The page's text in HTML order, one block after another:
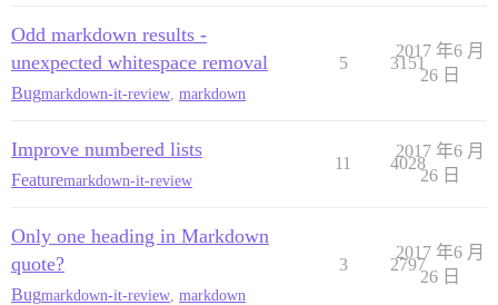
Odd markdown results -
unexpected whitespace removal
Bugmarkdown-it-review markdown
5 3151
2017 年6 月
26 日
Improve numbered lists
Featuremarkdown-it-review
11 4028
2017 年6 月
26 日
Only one heading in Markdown
quote?
Bugmarkdown-it-review markdown
3 2797
2017 年6 月
26 日